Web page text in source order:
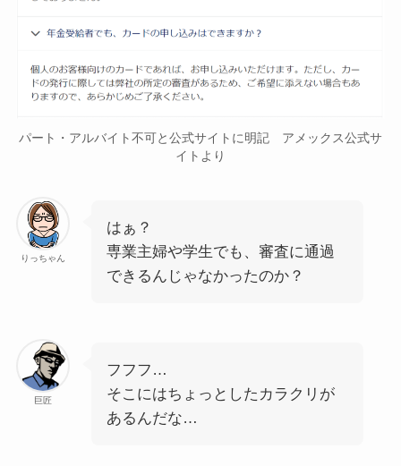
パート・アルバイト不可と公式サイトに明記 アメックス公式サ
イトより
りっちゃん
はぁ？
専業主婦や学生でも、審査に通過
できるんじゃなかったのか？
巨匠
フフフ…
そこにはちょっとしたカラクリが
あるんだな…